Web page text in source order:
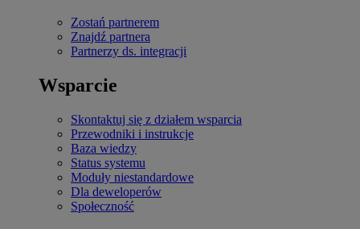
Zostań partnerem
Znajdź partnera
Partnerzy ds. integracji
Wsparcie
Skontaktuj się z działem wsparcia
Przewodniki i instrukcje
Baza wiedzy
Status systemu
Moduły niestandardowe
Dla deweloperów
Społeczność